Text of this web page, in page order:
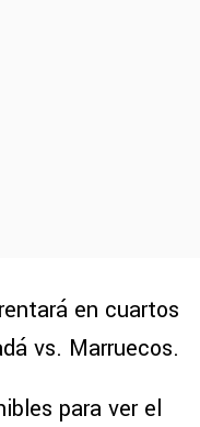
en cuartos
vs. Marruecos.
para ver el